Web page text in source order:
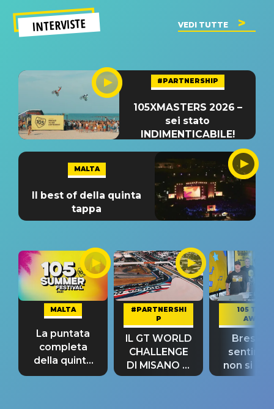
INTERVISTE VEDI TUTTE
#PARTNERSHIP
105XMASTERS 2026 –
sei stato
INDIMENTICABILE!
MALTA
Il best of della quinta
tappa
MALTA
La puntata
completa
della quinta
tappa
#PARTNERSHI
P
IL GT WORLD
CHALLENGE
DI MISANO si
riconferma
105 TAKE
AWAY
Bresh:
non si
fino alla